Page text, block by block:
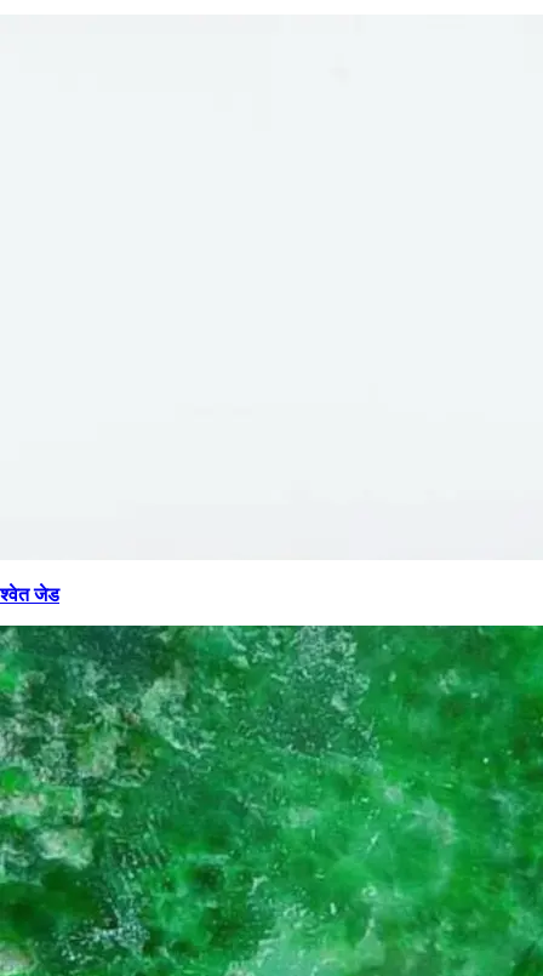
श्वेत जेड